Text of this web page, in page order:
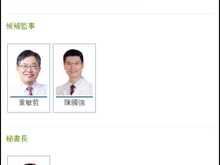
候補監事
童敏哲 陳國強
秘書長